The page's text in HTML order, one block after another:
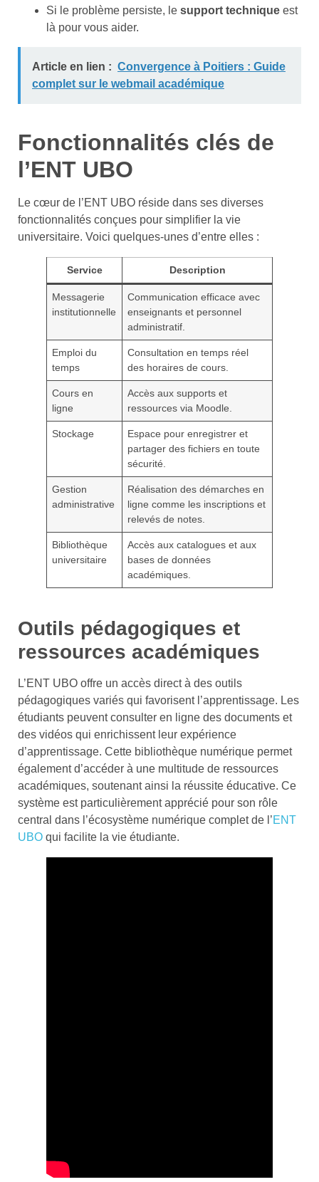
Si le problème persiste, le support technique est
là pour vous aider.
Article en lien : Convergence à Poitiers : Guide
complet sur le webmail académique
Fonctionnalités clés de
l’ENT UBO
Le cœur de l’ENT UBO réside dans ses diverses
fonctionnalités conçues pour simplifier la vie
universitaire. Voici quelques-unes d’entre elles :
Service Description
Messagerie
institutionnelle
Communication efficace avec
enseignants et personnel
administratif.
Emploi du
temps
Consultation en temps réel
des horaires de cours.
Cours en
ligne
Accès aux supports et
ressources via Moodle.
Stockage
Espace pour enregistrer et
partager des fichiers en toute
sécurité.
Gestion
administrative
Réalisation des démarches en
ligne comme les inscriptions et
relevés de notes.
Bibliothèque
universitaire
Accès aux catalogues et aux
bases de données
académiques.
Outils pédagogiques et
ressources académiques
L’ENT UBO offre un accès direct à des outils
pédagogiques variés qui favorisent l’apprentissage. Les
étudiants peuvent consulter en ligne des documents et
des vidéos qui enrichissent leur expérience
d’apprentissage. Cette bibliothèque numérique permet
également d’accéder à une multitude de ressources
académiques, soutenant ainsi la réussite éducative. Ce
système est particulièrement apprécié pour son rôle
central dans l’écosystème numérique complet de l’ENT
UBO qui facilite la vie étudiante.